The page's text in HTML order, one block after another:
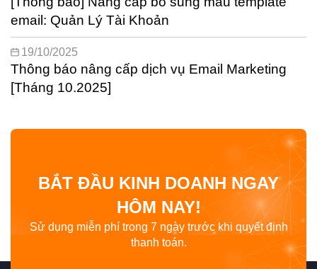
email: Quản Lý Tài Khoản
19/10/2025
Thông báo nâng cấp dịch vụ Email Marketing
[Tháng 10.2025]
BẮT ĐẦU KINH DOANH NGAY
HÔM NAY!
Sử dụng miễn phí trong 7 ngày trước khi quyết định
thanh toán.